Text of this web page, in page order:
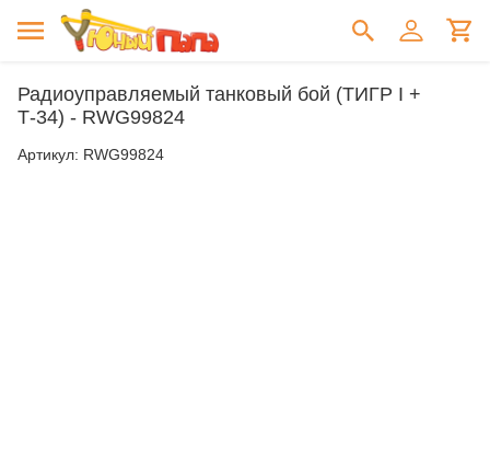
Радиоуправляемый танковый бой (ТИГР I +
Т-34) - RWG99824
Артикул: RWG99824